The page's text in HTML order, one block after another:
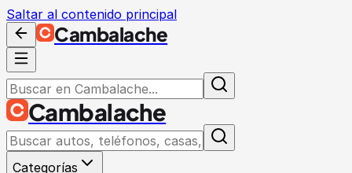
Saltar al contenido principal
Cambalache
Cambalache
Categorías